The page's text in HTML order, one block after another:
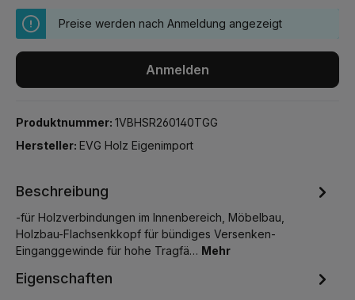
Preise werden nach Anmeldung angezeigt
Anmelden
Produktnummer: 1VBHSR260140TGG
Hersteller: EVG Holz Eigenimport
Beschreibung
-für Holzverbindungen im Innenbereich, Möbelbau,
Holzbau-Flachsenkkopf für bündiges Versenken-
Einganggewinde für hohe Tragfä… Mehr
Eigenschaften